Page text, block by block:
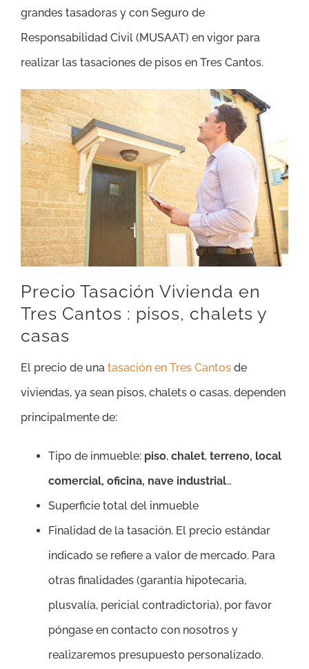
grandes tasadoras y con Seguro de
Responsabilidad Civil (MUSAAT) en vigor para
realizar las tasaciones de pisos en Tres Cantos.
Precio Tasación Vivienda en
Tres Cantos : pisos, chalets y
casas
El precio de una tasación en Tres Cantos de
viviendas, ya sean pisos, chalets o casas, dependen
principalmente de:
Tipo de inmueble: piso, chalet, terreno, local
comercial, oficina, nave industrial…
Superficie total del inmueble
Finalidad de la tasación. El precio estándar
indicado se refiere a valor de mercado. Para
otras finalidades (garantía hipotecaria,
plusvalía, pericial contradictoria), por favor
póngase en contacto con nosotros y
realizaremos presupuesto personalizado.